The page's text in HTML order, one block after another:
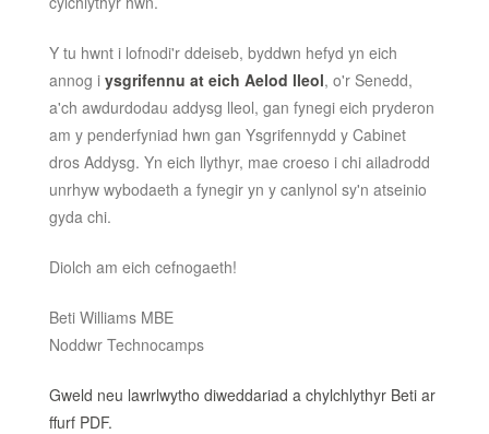
Y tu hwnt i lofnodi'r ddeiseb, byddwn hefyd yn eich
annog i ysgrifennu at eich Aelod lleol, o'r Senedd,
a'ch awdurdodau addysg lleol, gan fynegi eich pryderon
am y penderfyniad hwn gan Ysgrifennydd y Cabinet
dros Addysg. Yn eich llythyr, mae croeso i chi ailadrodd
unrhyw wybodaeth a fynegir yn y canlynol sy'n atseinio
gyda chi.
Diolch am eich cefnogaeth!
Beti Williams MBE
Noddwr Technocamps
Gweld neu lawrlwytho diweddariad a chylchlythyr Beti ar
ffurf PDF.